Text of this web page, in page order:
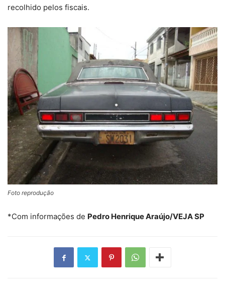
recolhido pelos fiscais.
Foto reprodução
*Com informações de Pedro Henrique Araújo/VEJA SP